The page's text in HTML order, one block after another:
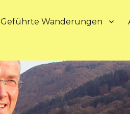
Geführte Wanderungen